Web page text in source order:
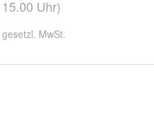
Uhr)
MwSt.